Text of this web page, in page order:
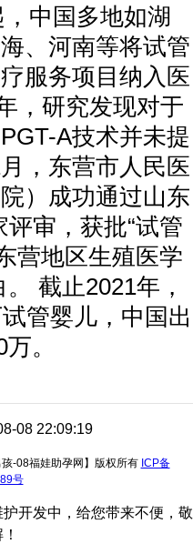
中国多地如湖
、河南等将试管
服务项目纳入医
，研究发现对于
A技术并未提
，东营市人民医
）成功通过山东
审，获批“试管
营地区生殖医学
截止2021年，
管婴儿，中国出
。
08 22:09:19
-08福娃助孕网】版权所有 ICP备
号
开发中，给您带来不便，敬